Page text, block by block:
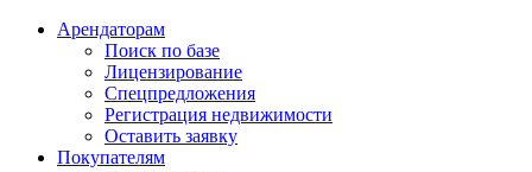
Арендаторам
Поиск по базе
Лицензирование
Спецпредложения
Регистрация недвижимости
Оставить заявку
Покупателям